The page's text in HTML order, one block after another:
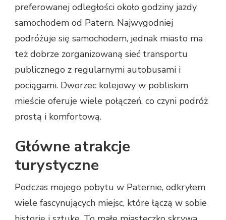
preferowanej odległości około godziny jazdy
samochodem od Patern. Najwygodniej
podróżuje się samochodem, jednak miasto ma
też dobrze zorganizowaną sieć transportu
publicznego z regularnymi autobusami i
pociągami. Dworzec kolejowy w pobliskim
mieście oferuje wiele połączeń, co czyni podróż
prostą i komfortową.
Główne atrakcje
turystyczne
Podczas mojego pobytu w Paternie, odkryłem
wiele fascynujących miejsc, które łączą w sobie